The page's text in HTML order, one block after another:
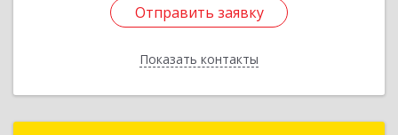
Отправить заявку
Показать контакты
Отправить заявку
Назад